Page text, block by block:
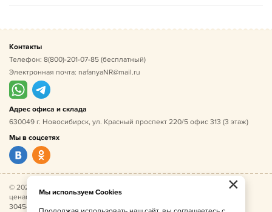
Контакты
Телефон: 8(800)-201-07-85 (бесплатный)
Электронная почта: nafanyaNR@mail.ru
Адрес офиса и склада
630049 г. Новосибирск, ул. Красный проспект 220/5 офис 313 (3 этаж)
Мы в соцсетях
© 2026 Нафаня — оптовые поставки детской одежды по
ценам производителя. ИНН 541005493544, ОГРН
304541027500052.
×
Мы используем Cookies